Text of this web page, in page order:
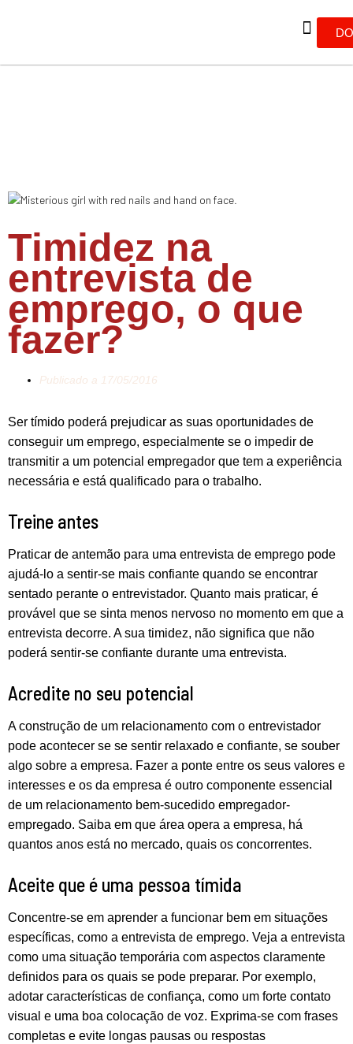
Timidez na
entrevista de
emprego, o que
fazer?
Publicado a 17/05/2016
Ser tímido poderá prejudicar as suas oportunidades de
conseguir um emprego, especialmente se o impedir de
transmitir a um potencial empregador que tem a experiência
necessária e está qualificado para o trabalho.
Treine antes
Praticar de antemão para uma entrevista de emprego pode
ajudá-lo a sentir-se mais confiante quando se encontrar
sentado perante o entrevistador. Quanto mais praticar, é
provável que se sinta menos nervoso no momento em que a
entrevista decorre. A sua timidez, não significa que não
poderá sentir-se confiante durante uma entrevista.
Acredite no seu potencial
A construção de um relacionamento com o entrevistador
pode acontecer se se sentir relaxado e confiante, se souber
algo sobre a empresa. Fazer a ponte entre os seus valores e
interesses e os da empresa é outro componente essencial
de um relacionamento bem-sucedido empregador-
empregado. Saiba em que área opera a empresa, há
quantos anos está no mercado, quais os concorrentes.
Aceite que é uma pessoa tímida
Concentre-se em aprender a funcionar bem em situações
específicas, como a entrevista de emprego. Veja a entrevista
como uma situação temporária com aspectos claramente
definidos para os quais se pode preparar. Por exemplo,
adotar características de confiança, como um forte contato
visual e uma boa colocação de voz. Exprima-se com frases
completas e evite longas pausas ou respostas